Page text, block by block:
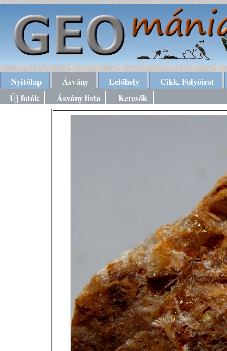
Nyitólap Ásvány Lelőhely
Cikk, Folyóirat
Új fotók
Ásvány lista Keresők